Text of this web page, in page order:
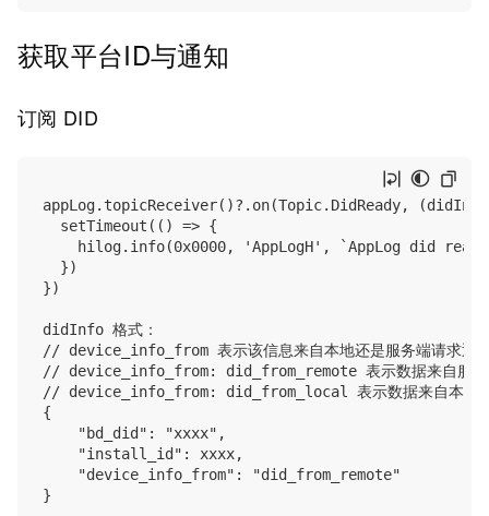
获取平台ID与通知
订阅 DID
appLog.topicReceiver()?.on(Topic.DidReady,
  setTimeout(() => {
hilog.info(0x0000, 'AppLogH', `AppLog did
  })
})
didInfo 格式：
// device_info_from 表示该信息来自本地还是服务端请求返
// device_info_from: did_from_remote 表示数据来自服务
// device_info_from: did_from_local 表示数据来自本地
{
    "bd_did": "xxxx",
    "install_id": xxxx,
    "device_info_from": "did_from_remote"